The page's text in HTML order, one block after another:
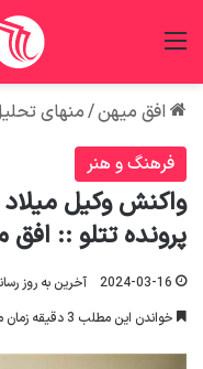
افق میهن/منهای
فرهنگ و هنر
واکنش وکیل
پرونده تتلو :: افق
2024-03-16 آخرین به روز رسانی: 2024-
خواندن این مطلب 3 دقیقه زمان میبرد